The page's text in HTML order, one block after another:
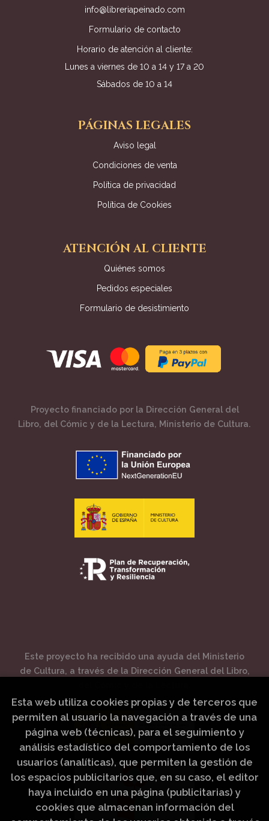
info@libreriapeinado.com
Formulario de contacto
Horario de atención al cliente:
Lunes a viernes de 10 a 14 y 17 a 20
Sábados de 10 a 14
PÁGINAS LEGALES
Aviso legal
Condiciones de venta
Política de privacidad
Política de Cookies
ATENCIÓN AL CLIENTE
Quiénes somos
Pedidos especiales
Formulario de desistimiento
Proyecto financiado por la Dirección General del
Libro, del Cómic y de la Lectura, Ministerio de Cultura.
Este proyecto ha recibido una ayuda del Ministerio
de Cultura, a través de la Dirección General del Libro,
Esta web utiliza cookies propias y de terceros que
permiten al usuario la navegación a través de una
página web (técnicas), para el seguimiento y
análisis estadístico del comportamiento de los
usuarios (analíticas), que permiten la gestión de
los espacios publicitarios que, en su caso, el editor
haya incluido en una página (publicitarias) y
cookies que almacenan información del